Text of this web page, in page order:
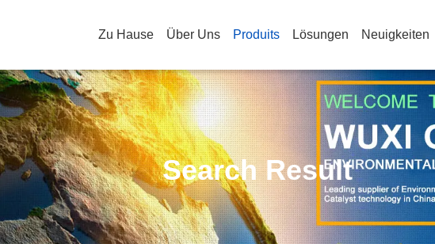
Zu Hause Über Uns Produits Lösungen Neuigkeiten
Search Result